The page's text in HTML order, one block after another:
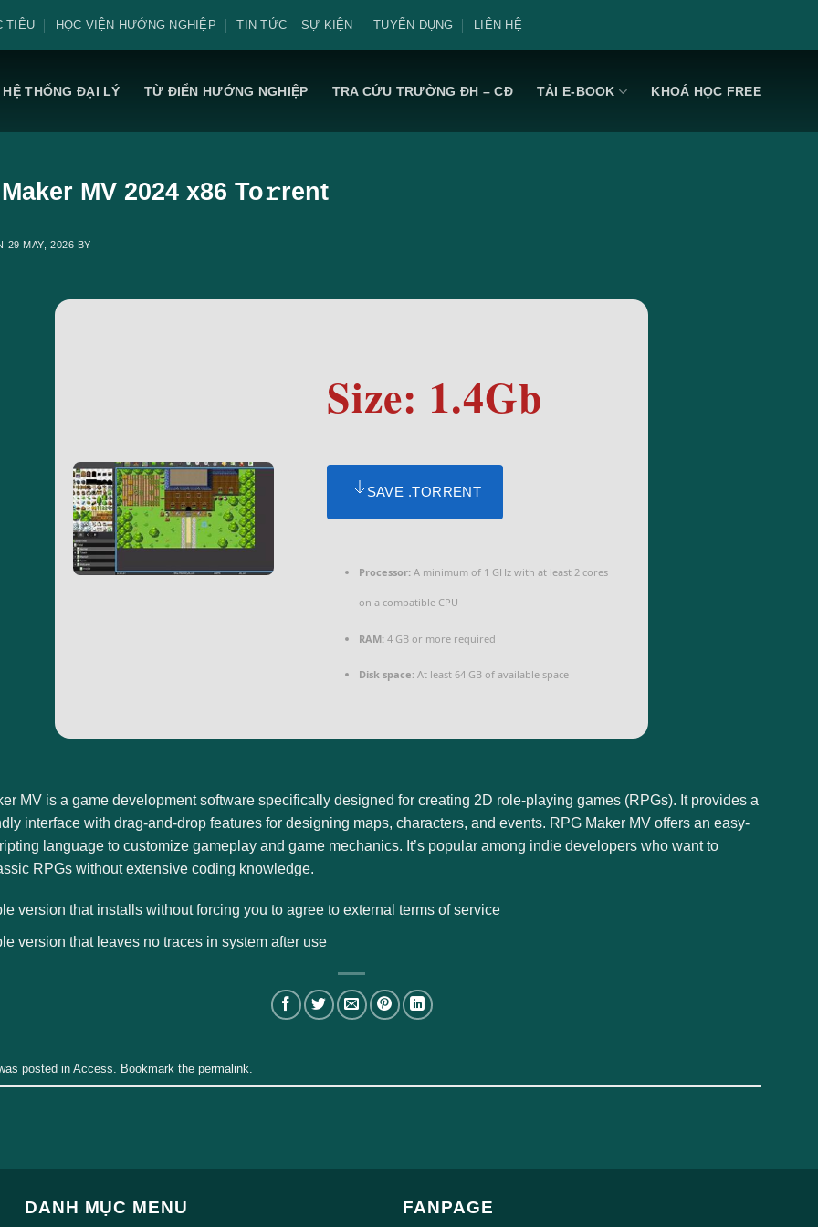
TIÊU HỌC VIỆN HƯỚNG NGHIỆP TIN TỨC – SỰ KIỆN TUYỂN DỤNG LIÊN HỆ
HỆ THỐNG ĐẠI LÝ TỪ ĐIỂN HƯỚNG NGHIỆP TRA CỨU TRƯỜNG ĐH – CĐ TẢI E-BOOK KHOÁ HỌC FREE
MV 2024 x86 To𝚛rent
29 MAY, 2026 BY
Size: 1.4Gb
SAVE .TORRENT
Processor:A minimum of 1 GHz with at least 2 cores
on a compatible CPU
RAM:4 GB or more required
Disk space:At least 64 GB of available space
MV is a game development software specifically designed for creating 2D role-playing games (RPGs). It provides a
interface with drag-and-drop features for designing maps, characters, and events. RPG Maker MV offers an easy-
language to customize gameplay and game mechanics. It’s popular among indie developers who want to
RPGs without extensive coding knowledge.
version that installs without forcing you to agree to external terms of service
version that leaves no traces in system after use
posted in Access. Bookmark the permalink.
DANH MỤC MENU FANPAGE